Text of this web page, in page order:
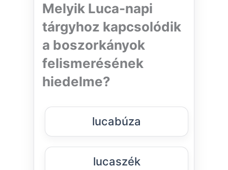
Melyik Luca-napi
tárgyhoz kapcsolódik
a boszorkányok
felismerésének
hiedelme?
lucabúza
lucaszék